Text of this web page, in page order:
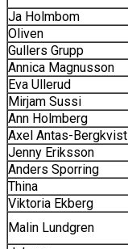
Ja Holmbom
Oliven
Gullers Grupp
Annica Magnusson
Eva Ullerud
Mirjam Sussi
Ann Holmberg
Axel Antas-Bergkvist
Jenny Eriksson
Anders Sporring
Thina
Viktoria Ekberg
Malin Lundgren